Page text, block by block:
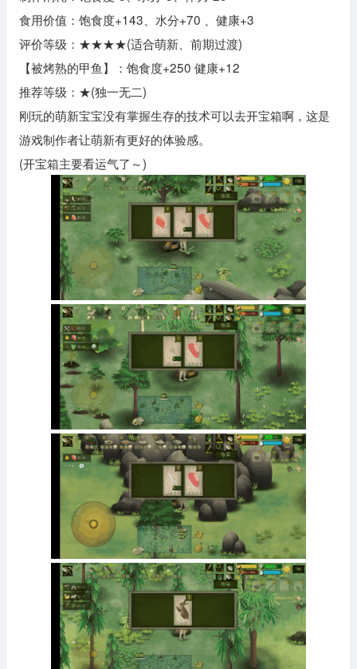
食用价值：饱食度+143、水分+70 、健康+3
评价等级：★★★★(适合萌新、前期过渡)
【被烤熟的甲鱼】：饱食度+250 健康+12
推荐等级：★(独一无二)
刚玩的萌新宝宝没有掌握生存的技术可以去开宝箱啊，这是
游戏制作者让萌新有更好的体验感。
(开宝箱主要看运气了～)